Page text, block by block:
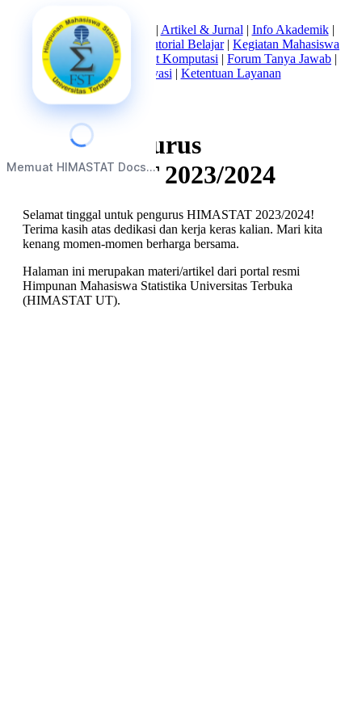
Memuat HIMASTAT Docs...
Beranda|Tentang Kami | Artikel & Jurnal | Info Akademik|
Mata Kuliah Statistika
Tutorial Belajar| Kegiatan Mahasiswa
Struktur Himpunan Alat Komputasi | Forum Tanya Jawab |
Kebijakan Privasi | Ketentuan Layanan
Pamit Pengurus
HIMASTAT 2023/2024
Selamat tinggal untuk pengurus HIMASTAT 2023/2024!
Terima kasih atas dedikasi dan kerja keras kalian. Mari kita
kenang momen-momen berharga bersama.
Halaman ini merupakan materi/artikel dari portal resmi
Himpunan Mahasiswa Statistika Universitas Terbuka
(HIMASTAT UT).